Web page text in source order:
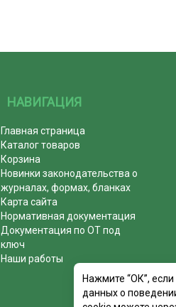
НАВИГАЦИЯ
Главная страница
Каталог товаров
Корзина
Новинки законодательства о
журналах, формах, бланках
Карта сайта
Нормативная документация
Документация по ОТ под
ключ
Наши работы
Нажмите “ОК”,
данных о